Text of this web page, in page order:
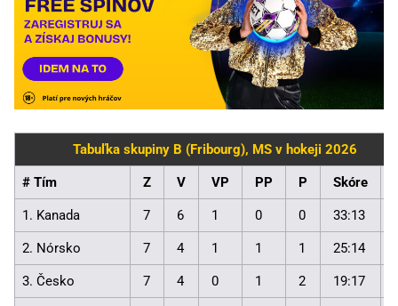
Tabuľka skupiny B (Fribourg), MS v hokeji 2026
# Tím Z V VP PP P Skóre
1. Kanada 7 6 1 0 0 33:13
2. Nórsko 7 4 1 1 1 25:14
3. Česko 7 4 0 1 2 19:17